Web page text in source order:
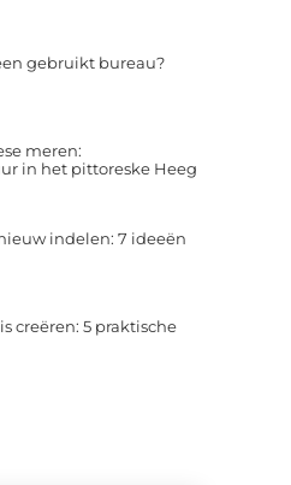
gebruikt bureau?
meren:
in het pittoreske Heeg
indelen: 7 ideeën
creëren: 5 praktische